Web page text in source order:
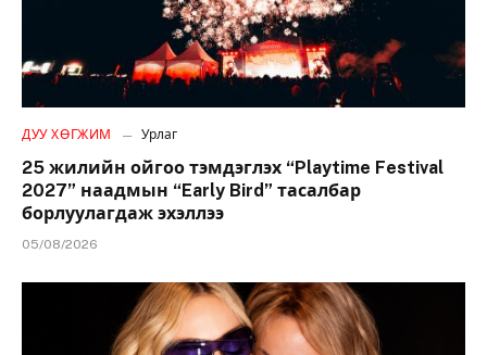
ДУУ ХӨГЖИМ Урлаг
25 жилийн ойгоо тэмдэглэх “Playtime Festival
2027” наадмын “Early Bird” тасалбар
борлуулагдаж эхэллээ
05/08/2026